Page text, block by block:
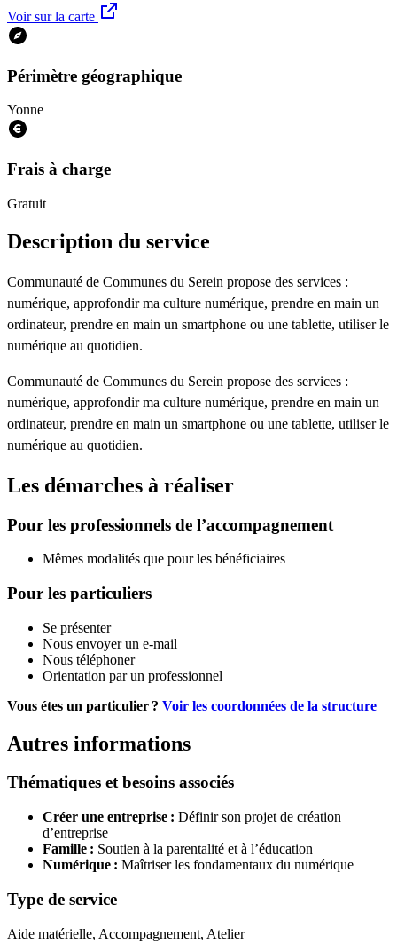
Voir sur la carte
Périmètre géographique
Yonne
Frais à charge
Gratuit
Description du service
Communauté de Communes du Serein propose des services :
numérique, approfondir ma culture numérique, prendre en main un
ordinateur, prendre en main un smartphone ou une tablette, utiliser le
numérique au quotidien.
Communauté de Communes du Serein propose des services :
numérique, approfondir ma culture numérique, prendre en main un
ordinateur, prendre en main un smartphone ou une tablette, utiliser le
numérique au quotidien.
Les démarches à réaliser
Pour les professionnels de l’accompagnement
Mêmes modalités que pour les bénéficiaires
Pour les particuliers
Se présenter
Nous envoyer un e-mail
Nous téléphoner
Orientation par un professionnel
Vous étes un particulier ? Voir les coordonnées de la structure
Autres informations
Thématiques et besoins associés
Créer une entreprise : Définir son projet de création
d’entreprise
Famille : Soutien à la parentalité et à l’éducation
Numérique : Maîtriser les fondamentaux du numérique
Type de service
Aide matérielle, Accompagnement, Atelier